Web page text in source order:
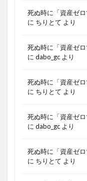
死ぬ時に「資産ゼ
に ちりとて より
死ぬ時に「資産ゼ
に dabo_gc より
死ぬ時に「資産ゼ
に ちりとて より
死ぬ時に「資産ゼ
に dabo_gc より
死ぬ時に「資産ゼ
に ちりとて より